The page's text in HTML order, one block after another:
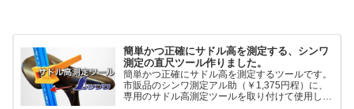
簡単かつ正確にサドル高を測定する、シンワ
測定の直尺ツール作りました。
簡単かつ正確にサドル高を測定するツールです。
市販品のシンワ測定アル助（￥1,375円程）に、
専用のサドル高測定ツールを取り付けて使用しま